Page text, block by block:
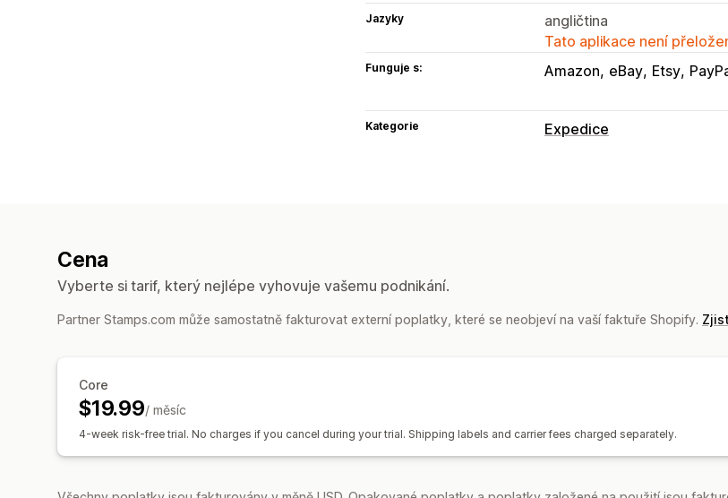
Jazyky
angličtina
Tato aplikace není
Funguje s: Amazon eBay Etsy
Kategorie Expedice
Cena
Vyberte si tarif, který nejlépe vyhovuje vašemu podnikání.
Partner Stamps.com může samostatně fakturovat externí poplatky, které se neobjeví na vaší faktuře Shopify.
Core
$19.99/ měsíc
4-week risk-free trial. No charges if you cancel during your trial. Shipping labels and carrier fees charged separately.